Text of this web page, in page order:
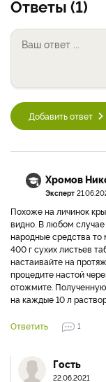
Ответы (1)
Добавить ответ
Хромов
Эксперт
Похоже на личинок
видно. В любом
народные средства то
400 г сухих листьев
настаивайте на
процедите настой
отожмите. Полученную
на каждые 10 л
Ответить 1
Гость
22.06.2021